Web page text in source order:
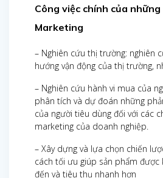
Công việc chính của
Marketing
– Nghiên cứu thị trường: nghiên
hướng vận động của thị trường,
– Nghiên cứu hành vi mua của
phân tích và dự đoán những
của người tiêu dùng đối với các
marketing của doanh nghiệp.
– Xây dựng và lựa chọn chiến
cách tối ưu giúp sản phẩm được
đến và tiêu thụ nhanh hơn